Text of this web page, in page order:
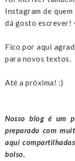
Instagram de
dá gosto escrever!
Fico por aqui
para novos textos.
Até a próxima! :)
Nosso blog é um
preparado com
aqui
bolso.